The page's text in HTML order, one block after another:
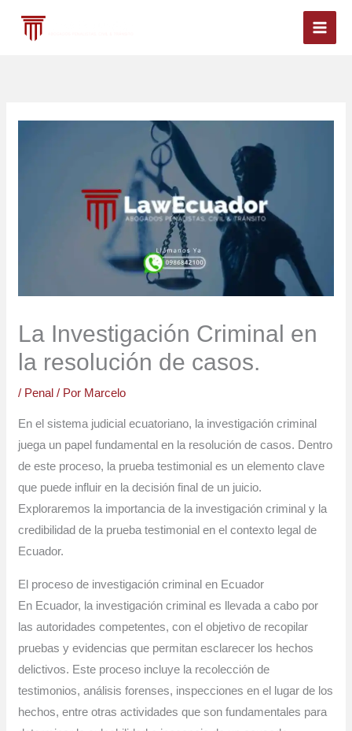
La Investigación Criminal en
la resolución de casos.
/ Penal / Por Marcelo
En el sistema judicial ecuatoriano, la investigación criminal
juega un papel fundamental en la resolución de casos. Dentro
de este proceso, la prueba testimonial es un elemento clave
que puede influir en la decisión final de un juicio.
Exploraremos la importancia de la investigación criminal y la
credibilidad de la prueba testimonial en el contexto legal de
Ecuador.
El proceso de investigación criminal en Ecuador
En Ecuador, la investigación criminal es llevada a cabo por
las autoridades competentes, con el objetivo de recopilar
pruebas y evidencias que permitan esclarecer los hechos
delictivos. Este proceso incluye la recolección de
testimonios, análisis forenses, inspecciones en el lugar de los
hechos, entre otras actividades que son fundamentales para